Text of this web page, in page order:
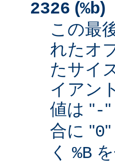
2326 (%b)
この最
れたオ
たサイ
イアン
値は "-
合に "0
く %B